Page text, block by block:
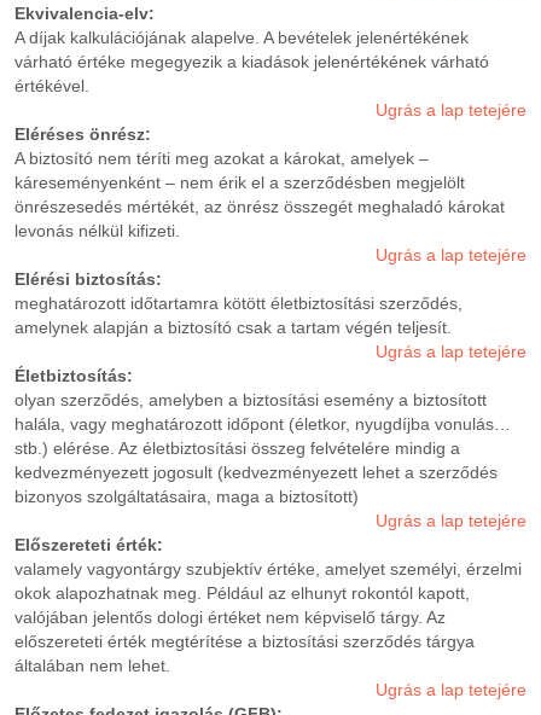
Ekvivalencia-elv:
A díjak kalkulációjának alapelve. A bevételek jelenértékének
várható értéke megegyezik a kiadások jelenértékének várható
értékével.
Ugrás a lap tetejére
Eléréses önrész:
A biztosító nem téríti meg azokat a károkat, amelyek –
káreseményenként – nem érik el a szerződésben megjelölt
önrészesedés mértékét, az önrész összegét meghaladó károkat
levonás nélkül kifizeti.
Ugrás a lap tetejére
Elérési biztosítás:
meghatározott időtartamra kötött életbiztosítási szerződés,
amelynek alapján a biztosító csak a tartam végén teljesít.
Ugrás a lap tetejére
Életbiztosítás:
olyan szerződés, amelyben a biztosítási esemény a biztosított
halála, vagy meghatározott időpont (életkor, nyugdíjba vonulás…
stb.) elérése. Az életbiztosítási összeg felvételére mindig a
kedvezményezett jogosult (kedvezményezett lehet a szerződés
bizonyos szolgáltatásaira, maga a biztosított)
Ugrás a lap tetejére
Előszereteti érték:
valamely vagyontárgy szubjektív értéke, amelyet személyi, érzelmi
okok alapozhatnak meg. Például az elhunyt rokontól kapott,
valójában jelentős dologi értéket nem képviselő tárgy. Az
előszereteti érték megtérítése a biztosítási szerződés tárgya
általában nem lehet.
Ugrás a lap tetejére